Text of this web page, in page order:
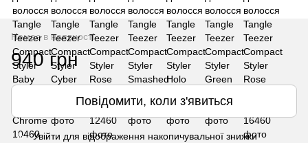
Немає в наявності
940 грн
Повідомити, коли з'явиться
% Увійти для відображення накопичувальної знижки